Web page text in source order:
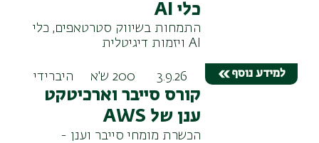
כלי AI
התמחות בשיווק סטרטאפים, כלי
AI ויזמות דיגיטלית
3.9.26 200 ש'א היברידי למידע נוסף
קורס סייבר וארכיטקט
ענן של AWS
הכשרת מומחי סייבר וענן -